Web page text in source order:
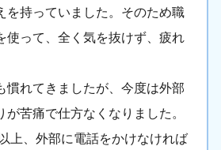
を持っていました。そのため職
使って、全く気を抜けず、疲れ
慣れてきましたが、今度は外部
が苦痛で仕方なくなりました。
上、外部に電話をかけなければ